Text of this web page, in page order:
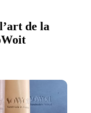
de la